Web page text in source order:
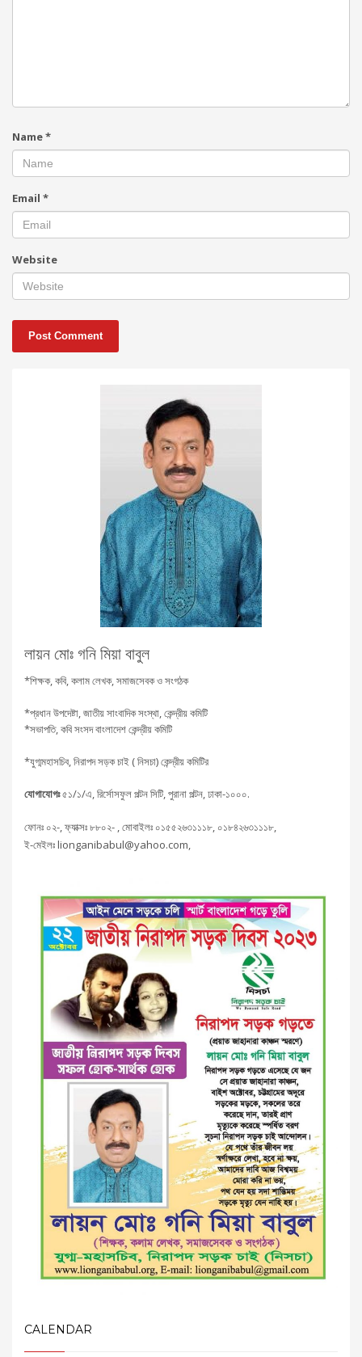
Name*
Email *
Website
লায়ন মোঃ গনি মিয়া বাবুল
*শিক্ষক, কবি, কলাম লেখক, সমাজসেবক ও সংগঠক
*প্রধান উপদেষ্টা, জাতীয় সাংবাদিক সংস্থা, কেন্দ্রীয় কমিটি
*সভাপতি, কবি সংসদ বাংলাদেশ কেন্দ্রীয় কমিটি
*যুগ্মমহাসচিব, নিরাপদ সড়ক চাই ( নিসচা) কেন্দ্রীয় কমিটির
যোগাযোগঃ৫১/১/এ, রির্সোসফুল পল্টন সিটি, পুরানা পল্টন, ঢাকা-১০০০.
ফোনঃ ০২-, ফ্যাক্সঃ ৮৮০২- , মোবাইলঃ ০১৫৫২৬৩১১১৮, ০১৮৪২৬৩১১১৮,
ই-মেইলঃ lionganibabul@yahoo.com,
CALENDAR